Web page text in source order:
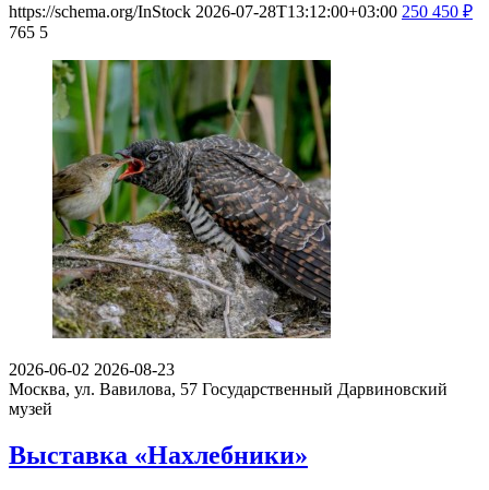
https://schema.org/InStock 2026-07-28T13:12:00+03:00 250 450 ₽
765 5
2026-06-02 2026-08-23
Москва, ул. Вавилова, 57 Государственный Дарвиновский
музей
Выставка «Нахлебники»